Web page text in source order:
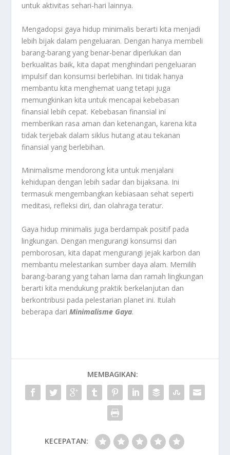
untuk aktivitas sehari-hari lainnya.
Mengadopsi gaya hidup minimalis berarti kita menjadi
lebih bijak dalam pengeluaran. Dengan hanya membeli
barang-barang yang benar-benar diperlukan dan
berkualitas baik, kita dapat menghindari pengeluaran
impulsif dan konsumsi berlebihan. Ini tidak hanya
membantu kita menghemat uang tetapi juga
memungkinkan kita untuk mencapai kebebasan
finansial lebih cepat. Kebebasan finansial ini
memberikan rasa aman dan ketenangan, karena kita
tidak terjebak dalam siklus hutang atau tekanan
finansial yang berlebihan.
Minimalisme mendorong kita untuk menjalani
kehidupan dengan lebih sadar dan bijaksana. Ini
termasuk mengembangkan kebiasaan sehat seperti
meditasi, refleksi diri, dan olahraga teratur.
Gaya hidup minimalis juga berdampak positif pada
lingkungan. Dengan mengurangi konsumsi dan
pemborosan, kita dapat mengurangi jejak karbon dan
membantu melestarikan sumber daya alam. Memilih
barang-barang yang tahan lama dan ramah lingkungan
berarti kita mendukung praktik berkelanjutan dan
berkontribusi pada pelestarian planet ini. Itulah
beberapa dariMinimalisme Gaya.
MEMBAGIKAN:
KECEPATAN: